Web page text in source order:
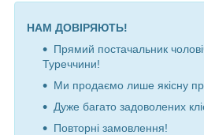
НАМ ДОВІРЯЮТЬ!
Прямий постачальник
Туреччини!
Ми продаємо лише якісну
Дуже багато задоволених
Повторні замовлення!